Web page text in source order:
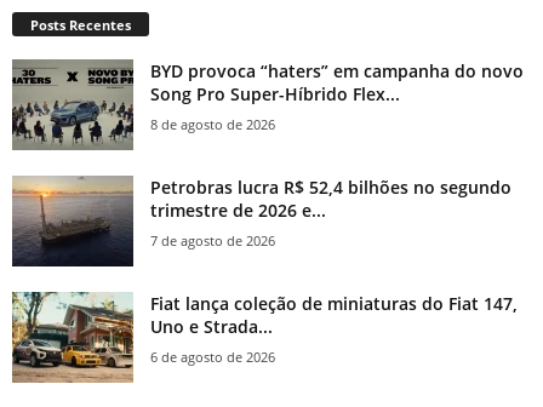
Posts Recentes
BYD provoca “haters” em campanha do novo
Song Pro Super-Híbrido Flex...
8 de agosto de 2026
Petrobras lucra R$ 52,4 bilhões no segundo
trimestre de 2026 e...
7 de agosto de 2026
Fiat lança coleção de miniaturas do Fiat 147,
Uno e Strada...
6 de agosto de 2026